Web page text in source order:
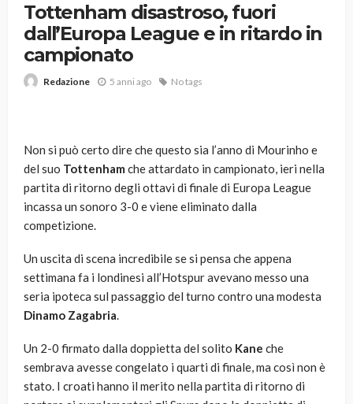
Tottenham disastroso, fuori
dall’Europa League e in ritardo in
campionato
Redazione 5 anni ago No tags
Non si può certo dire che questo sia l’anno di Mourinho e
del suo Tottenham che attardato in campionato, ieri nella
partita di ritorno degli ottavi di finale di Europa League
incassa un sonoro 3-0 e viene eliminato dalla
competizione.
Un uscita di scena incredibile se si pensa che appena
settimana fa i londinesi all’Hotspur avevano messo una
seria ipoteca sul passaggio del turno contro una modesta
Dinamo Zagabria.
Un 2-0 firmato dalla doppietta del solito Kane che
sembrava avesse congelato i quarti di finale, ma così non è
stato. I croati hanno il merito nella partita di ritorno di